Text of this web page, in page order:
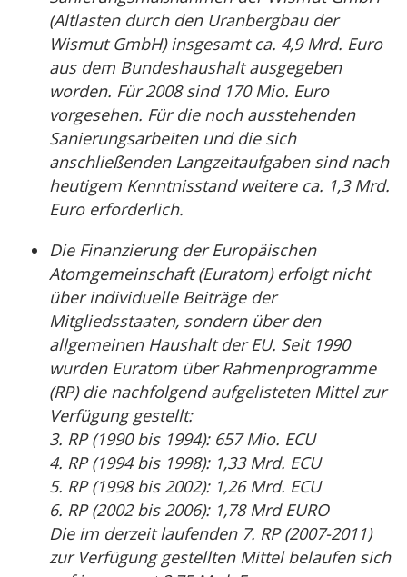
(Altlasten durch den Uranbergbau der
Wismut GmbH) insgesamt ca. 4,9 Mrd. Euro
aus dem Bundeshaushalt ausgegeben
worden. Für 2008 sind 170 Mio. Euro
vorgesehen. Für die noch ausstehenden
Sanierungsarbeiten und die sich
anschließenden Langzeitaufgaben sind nach
heutigem Kenntnisstand weitere ca. 1,3 Mrd.
Euro erforderlich.
Die Finanzierung der Europäischen
Atomgemeinschaft (Euratom) erfolgt nicht
über individuelle Beiträge der
Mitgliedsstaaten, sondern über den
allgemeinen Haushalt der EU. Seit 1990
wurden Euratom über Rahmenprogramme
(RP) die nachfolgend aufgelisteten Mittel zur
Verfügung gestellt:
3. RP (1990 bis 1994): 657 Mio. ECU
4. RP (1994 bis 1998): 1,33 Mrd. ECU
5. RP (1998 bis 2002): 1,26 Mrd. ECU
6. RP (2002 bis 2006): 1,78 Mrd EURO
Die im derzeit laufenden 7. RP (2007-2011)
zur Verfügung gestellten Mittel belaufen sich